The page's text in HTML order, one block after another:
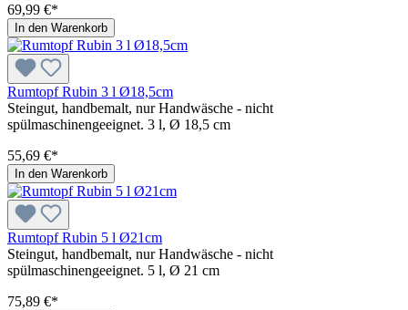
69,99 €*
In den Warenkorb
Rumtopf Rubin 3 l Ø18,5cm
Steingut, handbemalt, nur Handwäsche - nicht
spülmaschinengeeignet. 3 l, Ø 18,5 cm
55,69 €*
In den Warenkorb
Rumtopf Rubin 5 l Ø21cm
Steingut, handbemalt, nur Handwäsche - nicht
spülmaschinengeeignet. 5 l, Ø 21 cm
75,89 €*